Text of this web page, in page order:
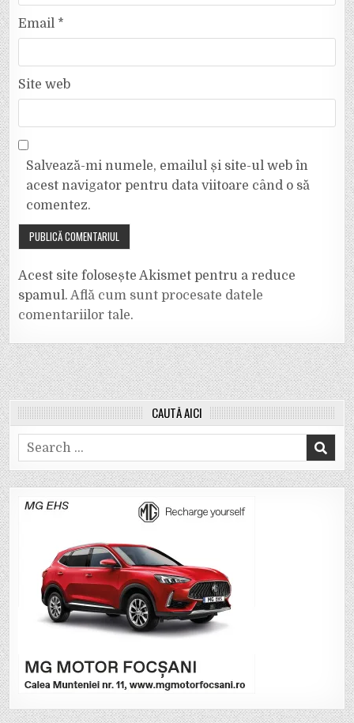
Email *
Site web
Salvează-mi numele, emailul și site-ul web în
acest navigator pentru data viitoare când o să
comentez.
Acest site folosește Akismet pentru a reduce
spamul.Află cum sunt procesate datele
comentariilor tale.
CAUTĂ AICI
Search
for: